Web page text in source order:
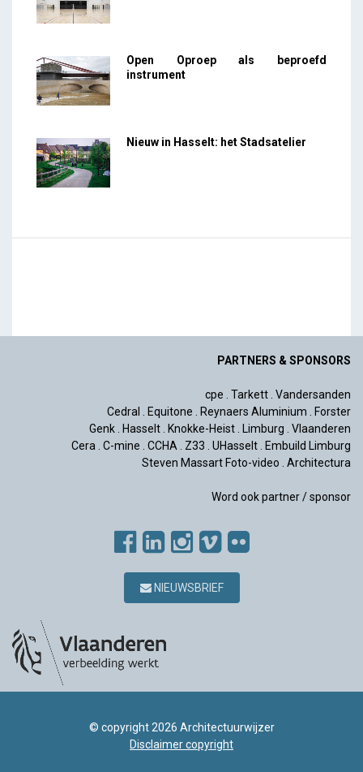
Open Oproep als beproefd
instrument
Nieuw in Hasselt: het Stadsatelier
PARTNERS & SPONSORS
cpe Tarkett Vandersanden
Cedral
Equitone Reynaers Aluminium
Forster
Genk Hasselt Knokke-Heist Limburg
Vlaanderen
Cera
C-mine CCHA Z33 UHasselt Embuild Limburg
Steven Massart Foto-video
Architectura
Word ook partner / sponsor
NIEUWSBRIEF
© copyright 2026 Architectuurwijzer
Disclaimer copyright